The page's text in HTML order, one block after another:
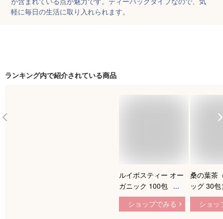
軽に毎日の生活に取り入れられます。
ランキング内で紹介されている商品
ルイボスティー オー
ガニック 100包
（3g×100個入） お
徳用 ティーバッグ
ショップでみる
桑の葉茶
ッグ 30
袋セット
くわの
ショッ